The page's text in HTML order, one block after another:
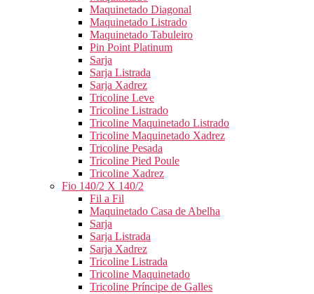
Maquinetado Diagonal
Maquinetado Listrado
Maquinetado Tabuleiro
Pin Point Platinum
Sarja
Sarja Listrada
Sarja Xadrez
Tricoline Leve
Tricoline Listrado
Tricoline Maquinetado Listrado
Tricoline Maquinetado Xadrez
Tricoline Pesada
Tricoline Pied Poule
Tricoline Xadrez
Fio 140/2 X 140/2
Fil a Fil
Maquinetado Casa de Abelha
Sarja
Sarja Listrada
Sarja Xadrez
Tricoline Listrada
Tricoline Maquinetado
Tricoline Príncipe de Galles